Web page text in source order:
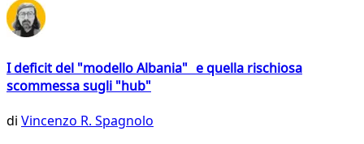
I deficit del "modello Albania" e quella rischiosa
scommessa sugli "hub"
di Vincenzo R. Spagnolo